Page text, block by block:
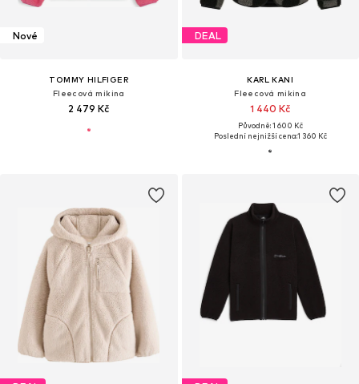
Nové
TOMMY HILFIGER
Fleecová mikina
2 479 Kč
DEAL
KARL KANI
Fleecová mikina
1 440 Kč
Původně: 1 600 Kč
Poslední nejnižší cena:1 360 Kč